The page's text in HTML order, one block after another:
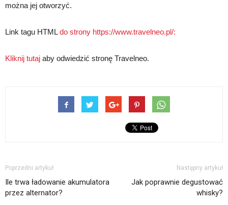
można jej otworzyć.
Link tagu HTMLdo strony https://www.travelneo.pl/:
Kliknij tutaj aby odwiedzić stronę Travelneo.
Poprzedni artykuł
Ile trwa ładowanie akumulatora
przez alternator?
Następny artykuł
Jak poprawnie degustować
whisky?